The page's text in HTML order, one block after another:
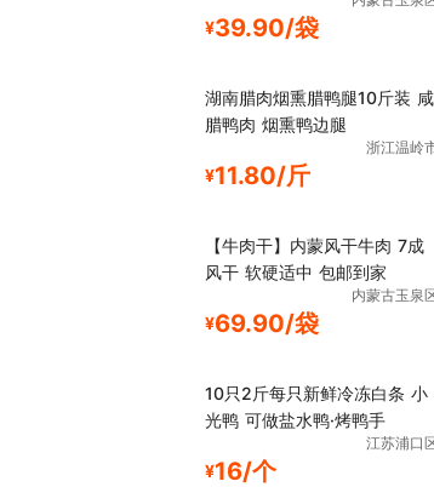
¥39.90/袋
湖南腊肉烟熏腊鸭腿10斤装 咸
腊鸭肉 烟熏鸭边腿
浙江温岭
¥11.80/斤
【牛肉干】内蒙风干牛肉 7成
风干 软硬适中 包邮到家
内蒙古玉泉
¥69.90/袋
10只2斤每只新鲜冷冻白条 小
光鸭 可做盐水鸭·烤鸭手
江苏浦口
¥16/个